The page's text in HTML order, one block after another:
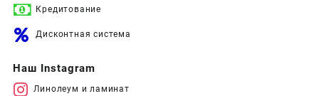
Кредитование
Дисконтная система
Наш Instagram
Линолеум и ламинат